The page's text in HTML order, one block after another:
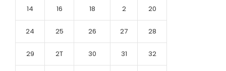
14 16 18 2 20
24 25 26 27 28
29 2T 30 31 32